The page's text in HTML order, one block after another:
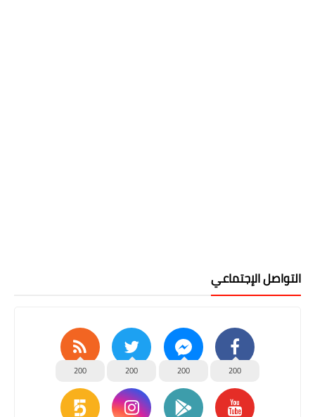
التواصل الإجتماعي
200
200
200
200